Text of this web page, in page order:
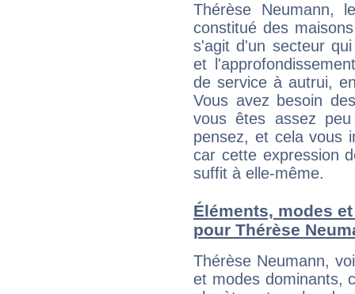
Thérèse Neumann,
constitué des
s'agit d'un secteur
et
de service à autrui,
Vous avez besoin
vous êtes assez
pensez, et cela vous
car cette expression
suffit à elle-même.
Éléments, modes
pour Thérèse
Thérèse Neumann,
et modes dominants,